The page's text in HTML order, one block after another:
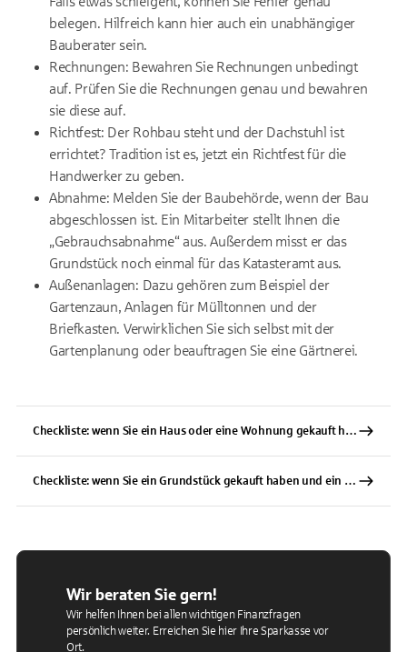
belegen. Hilfreich kann hier auch ein unabhängiger
Bauberater sein.
Rechnungen: Bewahren Sie Rechnungen unbedingt
auf. Prüfen Sie die Rechnungen genau und bewahren
sie diese auf.
Richtfest: Der Rohbau steht und der Dachstuhl ist
errichtet? Tradition ist es, jetzt ein Richtfest für die
Handwerker zu geben.
Abnahme: Melden Sie der Baubehörde, wenn der Bau
abgeschlossen ist. Ein Mitarbeiter stellt Ihnen die
„Gebrauchsabnahme“ aus. Außerdem misst er das
Grundstück noch einmal für das Katasteramt aus.
Außenanlagen: Dazu gehören zum Beispiel der
Gartenzaun, Anlagen für Mülltonnen und der
Briefkasten. Verwirklichen Sie sich selbst mit der
Gartenplanung oder beauftragen Sie eine Gärtnerei.
Checkliste: wenn Sie ein Haus oder eine Wohnung gekauft haben
Checkliste: wenn Sie ein Grundstück gekauft haben und ein Haus bauen möchten
Wir beraten Sie gern!
Wir helfen Ihnen bei allen wichtigen Finanzfragen
persönlich weiter. Erreichen Sie hier Ihre Sparkasse vor
Ort.